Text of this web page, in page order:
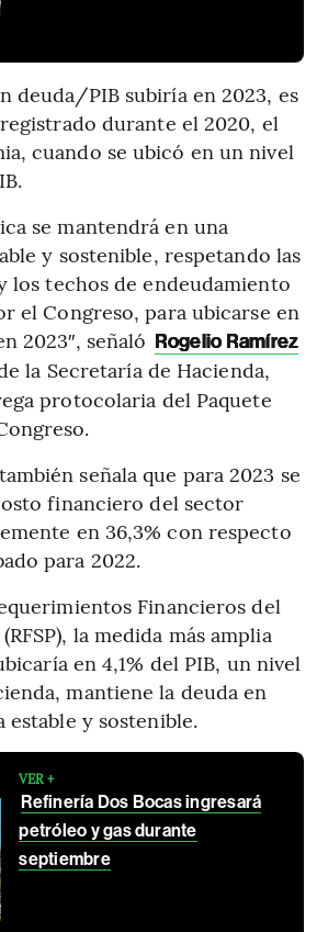
deuda/PIB subiría en 2023, es
durante el 2020, el
cuando se ubicó en un nivel
se mantendrá en una
y sostenible, respetando las
los techos de endeudamiento
el Congreso, para ubicarse en
2023″, señaló Rogelio Ramírez
la Secretaría de Hacienda,
protocolaria del Paquete
señala que para 2023 se
financiero del sector
en 36,3% con respecto
para 2022.
Financieros del
la medida más amplia
en 4,1% del PIB, un nivel
mantiene la deuda en
y sostenible.
VER +
Refinería Dos Bocas ingresará
petróleo y gas durante
septiembre